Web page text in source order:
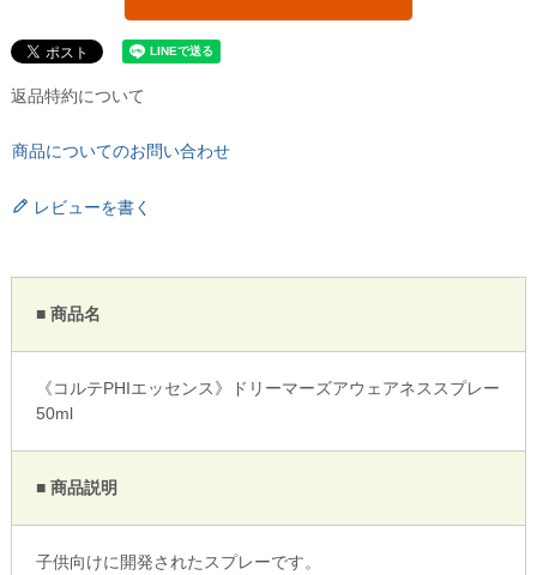
返品特約について
商品についてのお問い合わせ
レビューを書く
■ 商品名
《コルテPHIエッセンス》ドリーマーズアウェアネススプレー
50ml
■ 商品説明
子供向けに開発されたスプレーです。